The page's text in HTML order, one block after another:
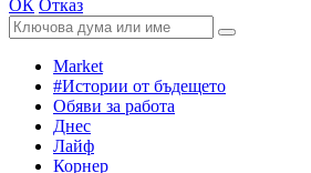
ОК Отказ
Market
#Истории от бъдещето
Обяви за работа
Днес
Лайф
Корнер